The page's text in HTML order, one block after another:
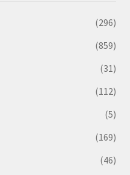
(296)
(859)
(31)
(112)
(5)
(169)
(46)